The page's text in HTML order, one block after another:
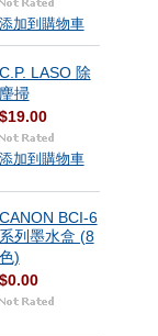
添加到購物車
C.P. LASO 除
麈掃
$19.00
添加到購物車
CANON BCI-6
系列墨水盒 (8
色)
$0.00